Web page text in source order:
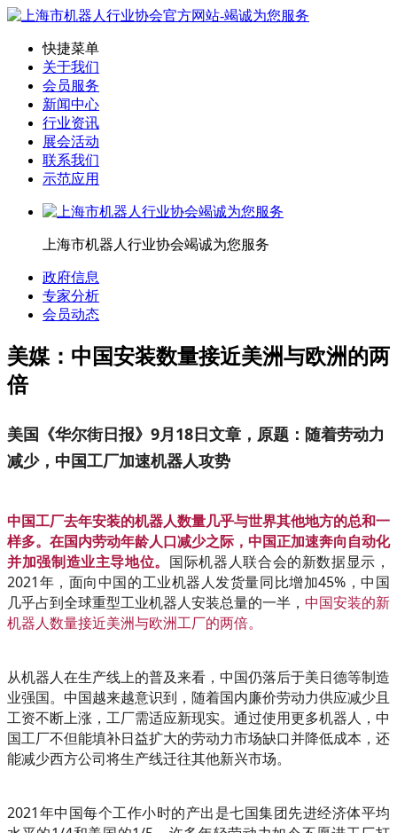
快捷菜单
关于我们
会员服务
新闻中心
行业资讯
展会活动
联系我们
示范应用
上海市机器人行业协会竭诚为您服务
政府信息
专家分析
会员动态
美媒：中国安装数量接近美洲与欧洲的两
倍
美国《华尔街日报》9月18日文章，原题：随着劳动力
减少，中国工厂加速机器人攻势
中国工厂去年安装的机器人数量几乎与世界其他地方的总和一
样多。在国内劳动年龄人口减少之际，中国正加速奔向自动化
并加强制造业主导地位。 国际机器人联合会的新数据显示，
2021年，面向中国的工业机器人发货量同比增加45%，中国
几乎占到全球重型工业机器人安装总量的一半， 中国安装的新
机器人数量接近美洲与欧洲工厂的两倍。
从机器人在生产线上的普及来看，中国仍落后于美日德等制造
业强国。中国越来越意识到，随着国内廉价劳动力供应减少且
工资不断上涨，工厂需适应新现实。通过使用更多机器人，中
国工厂不但能填补日益扩大的劳动力市场缺口并降低成本，还
能减少西方公司将生产线迁往其他新兴市场。
2021年中国每个工作小时的产出是七国集团先进经济体平均